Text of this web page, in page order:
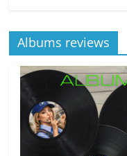
Albums reviews